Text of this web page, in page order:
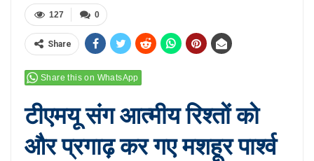
0
127
Share
Share this on WhatsApp
टीएमयू संग आत्मीय रिश्तों को
और प्रगाढ़ कर गए मशहूर पार्श्व